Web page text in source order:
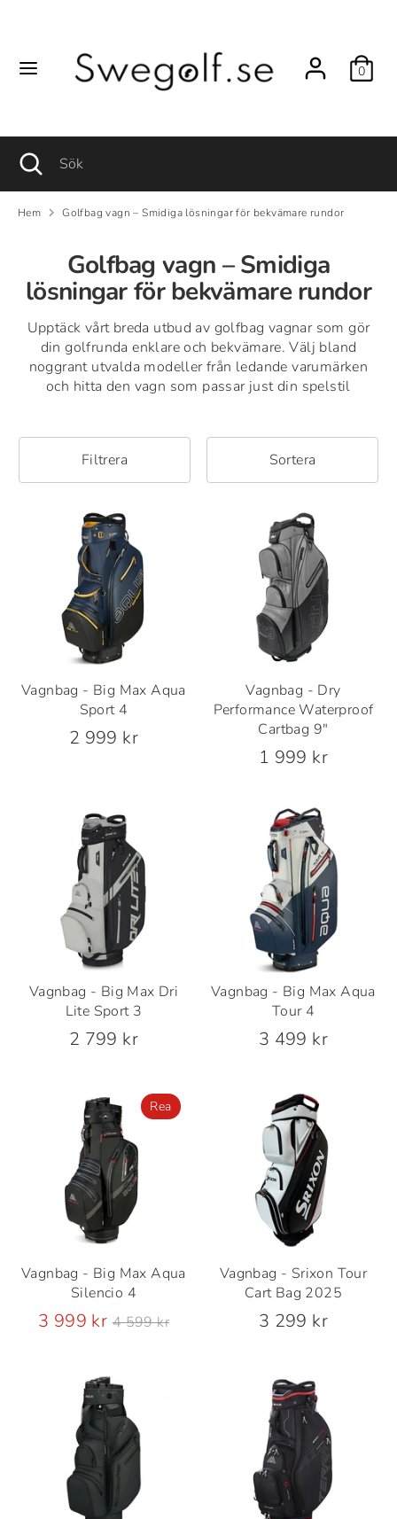
0
Sök Sök
Sök Sök
Stäng
sökfunktionen
Hem Golfbag vagn – Smidiga lösningar för bekvämare rundor
Golfbag vagn – Smidiga
lösningar för bekvämare rundor
Upptäck vårt breda utbud av golfbag vagnar som gör
din golfrunda enklare och bekvämare. Välj bland
noggrant utvalda modeller från ledande varumärken
och hitta den vagn som passar just din spelstil
Filtrera Sortera
Vagnbag - Big Max Aqua
Sport 4
2 999 kr
Vagnbag - Dry
Performance Waterproof
Cartbag 9"
1 999 kr
Vagnbag - Big Max Dri
Lite Sport 3
2 799 kr
Vagnbag - Big Max Aqua
Tour 4
3 499 kr
Vagnbag - Big Max Aqua
Silencio 4
3 999 krOrdinarie
4 599 kr
Rea
Vagnbag - Srixon Tour
Cart Bag 2025
3 299 kr